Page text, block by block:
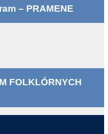
– PRAMENE
FOLKLÓRNYCH